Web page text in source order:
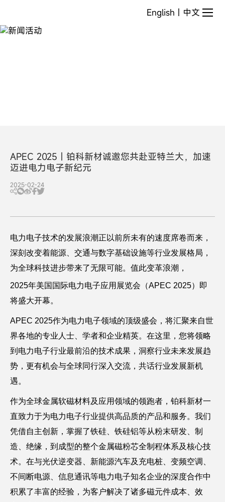
活
English 中文
APEC 2025丨铂科新材诚邀您共赴亚特兰大，加速
迈进电力电子新纪元
2025-02-24
电力电子技术的发展浪潮正以前所未有的速度席卷而来，
深刻改变着能源、交通与数字基础设施等行业发展格局，
为全球科技进步带来了无限可能。值此变革浪潮，
2025年美国国际电力电子应用展览会（APEC 2025）即
将盛大开幕。
APEC 2025作为电力电子领域的顶级盛会，将汇聚来自世
界各地的专业人士、学者和企业精英。在这里，您将领略
到电力电子行业最前沿的技术成果，洞察行业未来发展趋
势，更有机会与全球同行深入交流，共话行业发展新机
遇。
作为全球金属软磁材料及应用领域的领跑者，铂科新材一
直致力于为电力电子行业提供高品质的产品和服务。我们
凭借自主创新，掌握了铁硅、铁硅铝等从粉末研发、制
造、绝缘，到成型的整个金属磁粉芯全制程体系及核心技
术。在与光伏逆变器、新能源汽车及充电桩、变频空调、
不间断电源、信息通讯等电力电子知名企业的深度合作中
积累了丰富的经验，为客户解决了诸多磁元件成本、效